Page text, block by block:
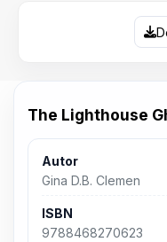
The Lighthouse
Autor
Gina D.B. Clemen
ISBN
9788468270623